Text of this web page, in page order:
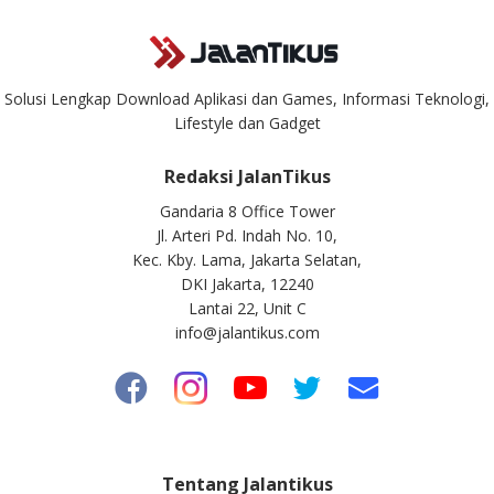
Solusi Lengkap Download Aplikasi dan Games, Informasi Teknologi,
Lifestyle dan Gadget
Redaksi JalanTikus
Gandaria 8 Office Tower
Jl. Arteri Pd. Indah No. 10,
Kec. Kby. Lama, Jakarta Selatan,
DKI Jakarta, 12240
Lantai 22, Unit C
info@jalantikus.com
Tentang Jalantikus